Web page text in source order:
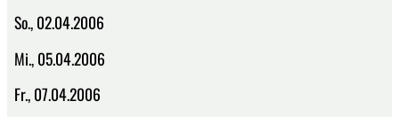
So., 02.04.2006
Mi., 05.04.2006
Fr., 07.04.2006